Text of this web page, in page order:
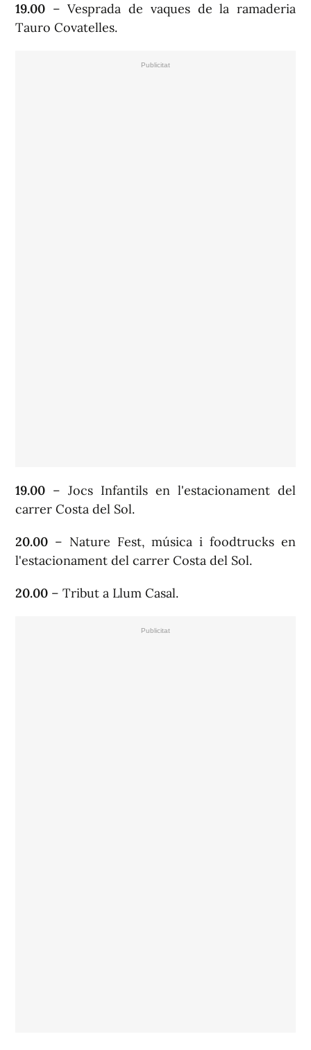
19.00 – Vesprada de vaques de la ramaderia
Tauro Covatelles.
19.00 – Jocs Infantils en l'estacionament del
carrer Costa del Sol.
20.00 – Nature Fest, música i foodtrucks en
l'estacionament del carrer Costa del Sol.
20.00 – Tribut a Llum Casal.